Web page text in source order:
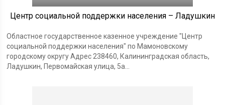
Центр социальной поддержки населения – Ладушкин
Областное государственное казенное учреждение "Центр
социальной поддержки населения" по Мамоновскому
городскому округу Адрес 238460, Калининградская область,
Ладушкин, Первомайская улица, 5а...